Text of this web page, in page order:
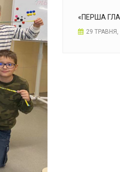
«ПЕРША
29 ТРАВНЯ,